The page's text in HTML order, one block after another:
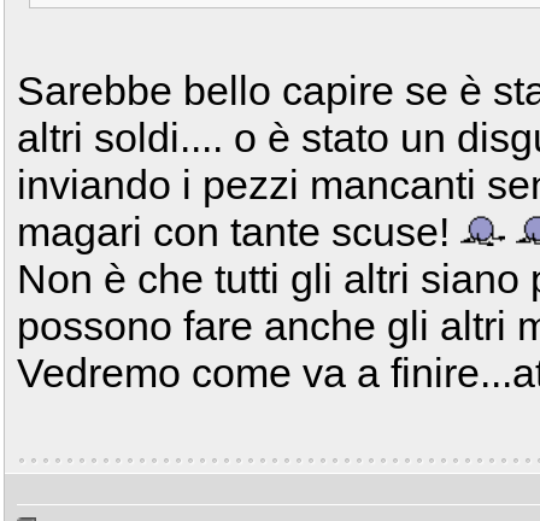
Sarebbe bello capire se è
altri soldi.... o è stato un
inviando i pezzi mancanti
magari con tante scuse!
Non è che tutti gli altri siano
possono fare anche gli altri
Vedremo come va a